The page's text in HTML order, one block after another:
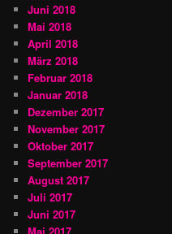
Juni 2018
Mai 2018
April 2018
März 2018
Februar 2018
Januar 2018
Dezember 2017
November 2017
Oktober 2017
September 2017
August 2017
Juli 2017
Juni 2017